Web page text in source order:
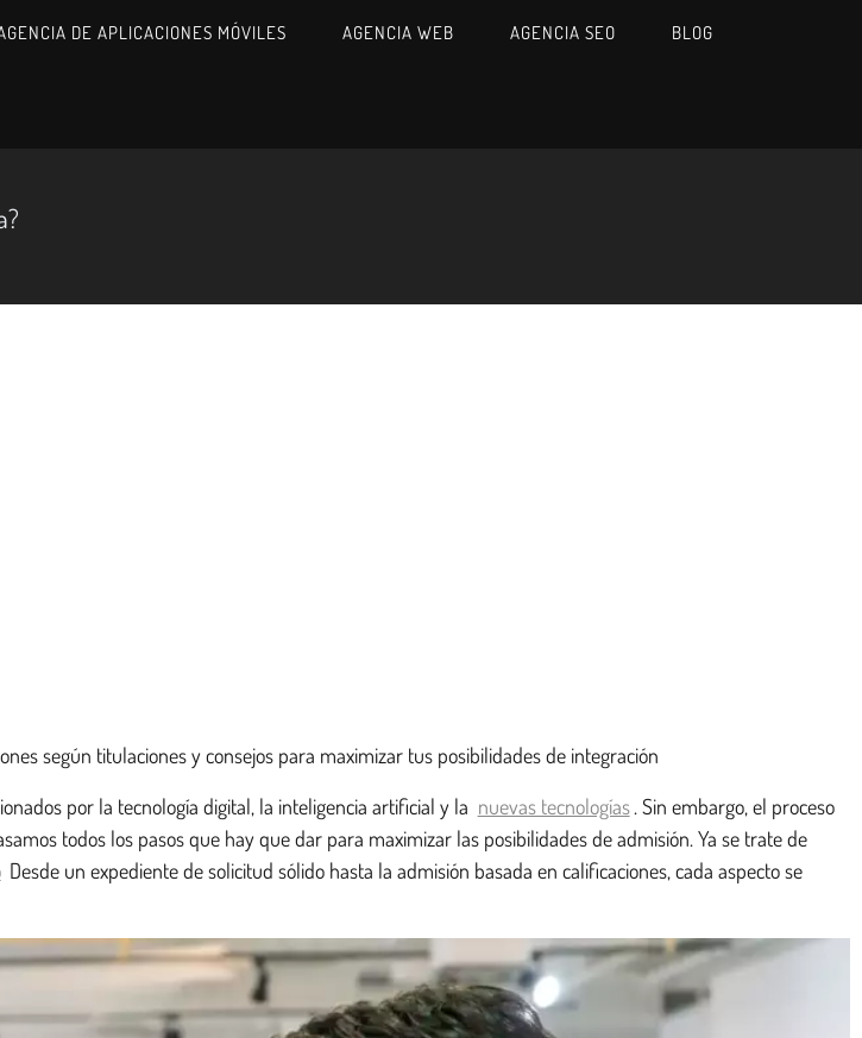
DE APLICACIONES MÓVILES AGENCIA WEB AGENCIA SEO BLOG
según titulaciones y consejos para maximizar tus posibilidades de integración
por la tecnología digital, la inteligencia artificial y la nuevas tecnologías . Sin embargo, el proceso
todos los pasos que hay que dar para maximizar las posibilidades de admisión. Ya se trate de
Desde un expediente de solicitud sólido hasta la admisión basada en calificaciones, cada aspecto se